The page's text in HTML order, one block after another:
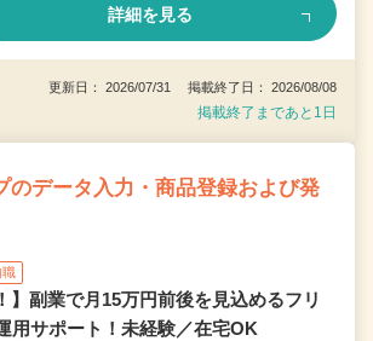
詳細を見る
更新日： 2026/07/31 掲載終了日： 2026/08/08
掲載終了まであと1日
のデータ入力・商品登録および発
】副業で月15万円前後を見込めるフリ
用サポート！未経験／在宅OK